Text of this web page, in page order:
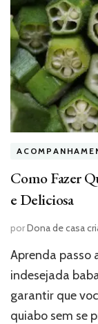
Como Fazer
e Deliciosa
porDona de casa
Aprenda passo
indesejada
garantir que
quiabo sem se